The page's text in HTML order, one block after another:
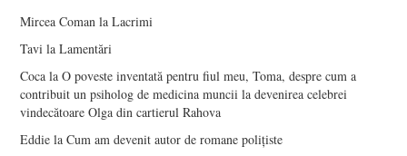
Mircea Coman laLacrimi
Tavi laLamentări
Coca laO poveste inventată pentru fiul meu, Toma, despre cum a
contribuit un psiholog de medicina muncii la devenirea celebrei
vindecătoare Olga din cartierul Rahova
Eddie laCum am devenit autor de romane polițiste